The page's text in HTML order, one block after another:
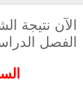
الآن نتيجة
الفصل الدراسي